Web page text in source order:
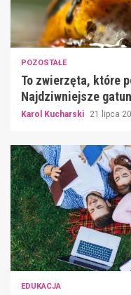
POZOSTAŁE
To zwierzęta, które
Najdziwniejsze
Karol Kucharski 21 lipca
EDUKACJA